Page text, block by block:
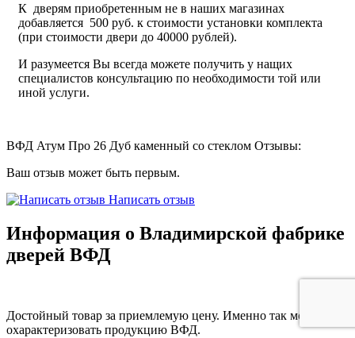
К дверям приобретенным не в наших магазинах
добавляется 500 руб. к стоимости установки комплекта
(при стоимости двери до 40000 рублей).
И разумеется Вы всегда можете получить у нащих
специалистов консультацию по необходимости той или
иной услуги.
ВФД Атум Про 26 Дуб каменный со стеклом Отзывы:
Ваш отзыв может быть первым.
Написать отзыв
Информация о Владимирской фабрике
дверей ВФД
Достойный товар за приемлемую цену. Именно так можно
охарактеризовать продукцию ВФД.